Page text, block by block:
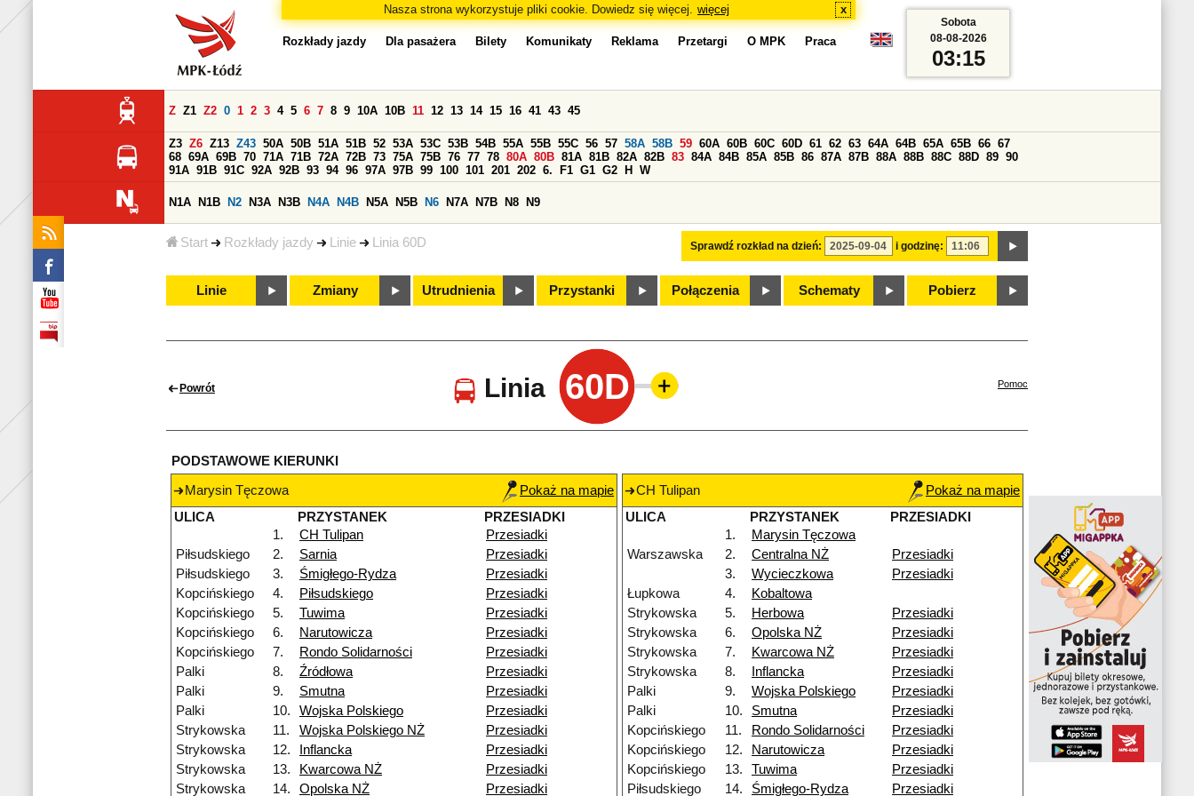
Nasza strona wykorzystuje pliki cookie. Dowiedz się więcej. więcej x
Start Rozkłady jazdy Linie Linia 60D
Rozkłady jazdy Dla pasażera Bilety Komunikaty Reklama Przetargi O MPK Praca
Sprawdź rozkład na dzień: i godzinę:
Z Z1 Z2 0 1 2 3 4 5 6 7 8 9 10A 10B 11 12 13 14 15 16 41 43 45
Z3 Z6 Z13 Z43 50A 50B 51A 51B 52 53A 53C 53B 54B 55A 55B 55C 56 57 58A 58B 59 60A 60B 60C 60D 61 62 63 64A 64B 65A 65B 66 67
68 69A 69B 70 71A 71B 72A 72B 73 75A 75B 76 77 78 80A 80B 81A 81B 82A 82B 83 84A 84B 85A 85B 86 87A 87B 88A 88B 88C 88D 89 90
91A 91B 91C 92A 92B 93 94 96 97A 97B 99 100 101 201 202 6. F1 G1 G2 H W
N1A N1B N2 N3A N3B N4A N4B N5A N5B N6 N7A N7B N8 N9
Linie Zmiany Utrudnienia Przystanki Połączenia Schematy Pobierz
Sobota
08-08-2026
03:15
Powrót Linia 60D Pomoc
PODSTAWOWE KIERUNKI
Marysin Tęczowa
Pokaż na mapie
ULICA
PRZYSTANEK
PRZESIADKI
1.
CH Tulipan
Przesiadki
Piłsudskiego
2. Sarnia
Przesiadki
Piłsudskiego
3. Śmigłego-Rydza
Przesiadki
Kopcińskiego
4. Piłsudskiego
Przesiadki
Kopcińskiego
5. Tuwima
Przesiadki
Kopcińskiego
6. Narutowicza
Przesiadki
Kopcińskiego
7. Rondo Solidarności
Przesiadki
Palki
8. Źródłowa
Przesiadki
Palki
9. Smutna
Przesiadki
Palki
10. Wojska Polskiego
Przesiadki
Strykowska
11. Wojska Polskiego NŻ
Przesiadki
Strykowska
12. Inflancka
Przesiadki
Strykowska
13. Kwarcowa NŻ
Przesiadki
Strykowska
14. Opolska NŻ Przesiadki
CH Tulipan
Pokaż na mapie
ULICA
PRZYSTANEK
PRZESIADKI
1.
Marysin Tęczowa
Warszawska
2. Centralna NŻ
Przesiadki
3.
Wycieczkowa
Przesiadki
Łupkowa
4.
Kobaltowa
Strykowska
5. Herbowa
Przesiadki
Strykowska
6. Opolska NŻ
Przesiadki
Strykowska
7. Kwarcowa NŻ
Przesiadki
Strykowska
8. Inflancka
Przesiadki
Palki
9. Wojska Polskiego
Przesiadki
Palki
10. Smutna
Przesiadki
Kopcińskiego
11. Rondo Solidarności
Przesiadki
Kopcińskiego
12. Narutowicza
Przesiadki
Kopcińskiego
13. Tuwima
Przesiadki
Piłsudskiego
14. Śmigłego-Rydza Przesiadki